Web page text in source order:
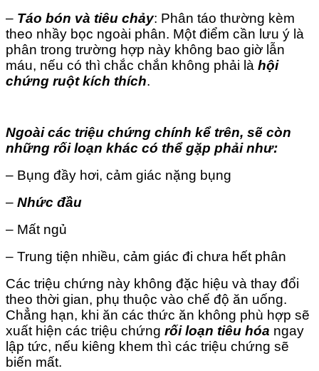
– Táo bón và tiêu chảy: Phân táo thường kèm
theo nhầy bọc ngoài phân. Một điểm cần lưu ý là
phân trong trường hợp này không bao giờ lẫn
máu, nếu có thì chắc chắn không phải là hội
chứng ruột kích thích.
Ngoài các triệu chứng chính kể trên, sẽ còn
những rối loạn khác có thể gặp phải như:
– Bụng đầy hơi, cảm giác nặng bụng
– Nhức đầu
– Mất ngủ
– Trung tiện nhiều, cảm giác đi chưa hết phân
Các triệu chứng này không đặc hiệu và thay đổi
theo thời gian, phụ thuộc vào chế độ ăn uống.
Chẳng hạn, khi ăn các thức ăn không phù hợp sẽ
xuất hiện các triệu chứng rối loạn tiêu hóa ngay
lập tức, nếu kiêng khem thì các triệu chứng sẽ
biến mất.